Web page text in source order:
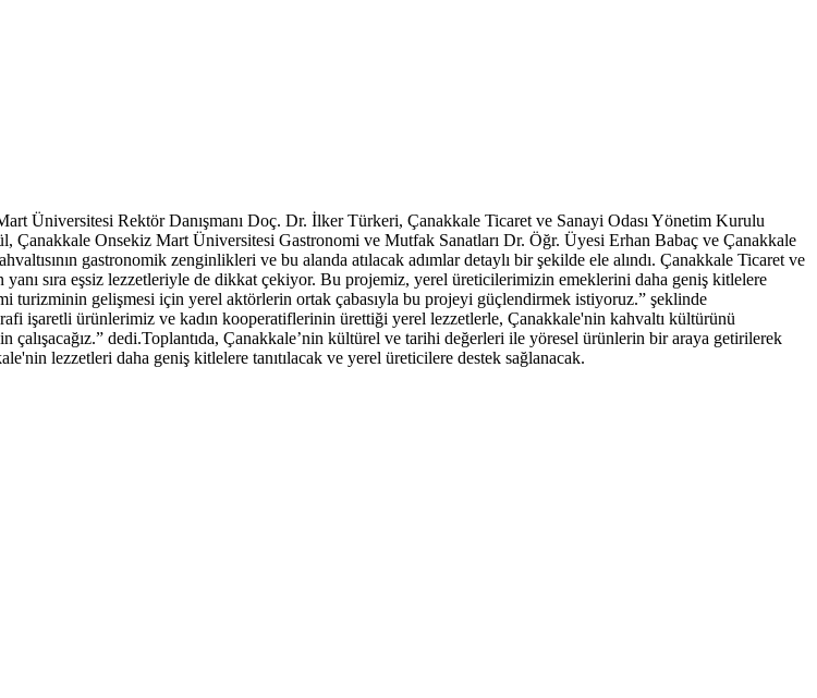
Üniversitesi Rektör Danışmanı Doç. Dr. İlker Türkeri, Çanakkale Ticaret ve Sanayi Odası Yönetim Kurulu
Çanakkale Onsekiz Mart Üniversitesi Gastronomi ve Mutfak Sanatları Dr. Öğr. Üyesi Erhan Babaç ve Çanakkale
gastronomik zenginlikleri ve bu alanda atılacak adımlar detaylı bir şekilde ele alındı. Çanakkale Ticaret ve
sıra eşsiz lezzetleriyle de dikkat çekiyor. Bu projemiz, yerel üreticilerimizin emeklerini daha geniş kitlelere
turizminin gelişmesi için yerel aktörlerin ortak çabasıyla bu projeyi güçlendirmek istiyoruz.” şeklinde
işaretli ürünlerimiz ve kadın kooperatiflerinin ürettiği yerel lezzetlerle, Çanakkale'nin kahvaltı kültürünü
dedi.Toplantıda, Çanakkale’nin kültürel ve tarihi değerleri ile yöresel ürünlerin bir araya getirilerek
lezzetleri daha geniş kitlelere tanıtılacak ve yerel üreticilere destek sağlanacak.